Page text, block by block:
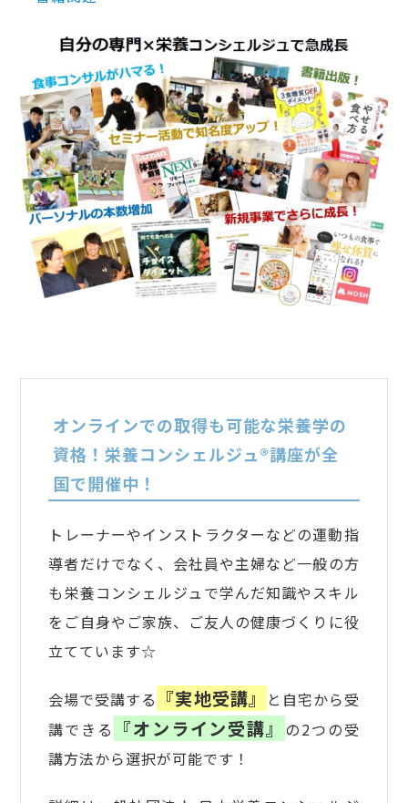
オンラインでの取得も可能な栄養学の
資格！栄養コンシェルジュ®講座が全
国で開催中！
トレーナーやインストラクターなどの運動指
導者だけでなく、会社員や主婦など一般の方
も栄養コンシェルジュで学んだ知識やスキル
をご自身やご家族、ご友人の健康づくりに役
立てています☆
会場で受講する 『実地受講』
と自宅から受
講できる
『オンライン受講』
の2つの受
講方法から選択が可能です！